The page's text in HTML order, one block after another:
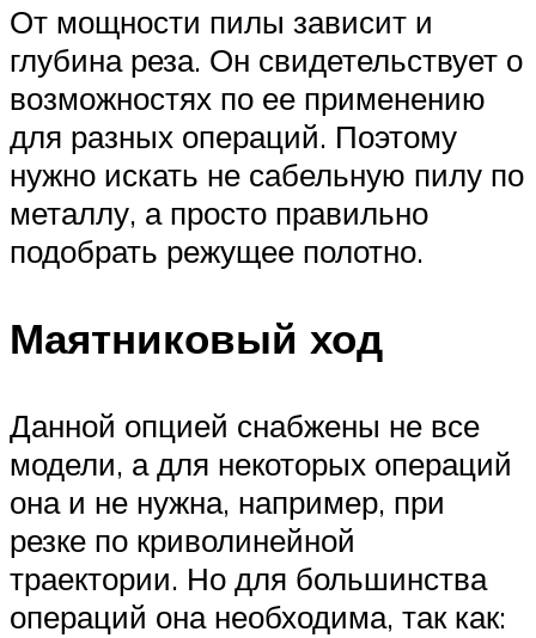
От мощности пилы зависит и
глубина реза. Он свидетельствует о
возможностях по ее применению
для разных операций. Поэтому
нужно искать не сабельную пилу по
металлу, а просто правильно
подобрать режущее полотно.
Маятниковый ход
Данной опцией снабжены не все
модели, а для некоторых операций
она и не нужна, например, при
резке по криволинейной
траектории. Но для большинства
операций она необходима, так как: